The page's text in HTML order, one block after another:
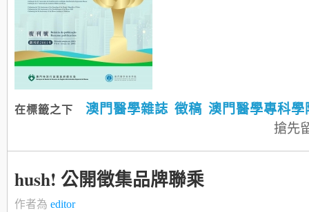
在標籤之下 澳門醫學雜誌 徵稿 澳門醫學專科學
搶先
hush! 公開徵集品牌聯乘
作者為 editor